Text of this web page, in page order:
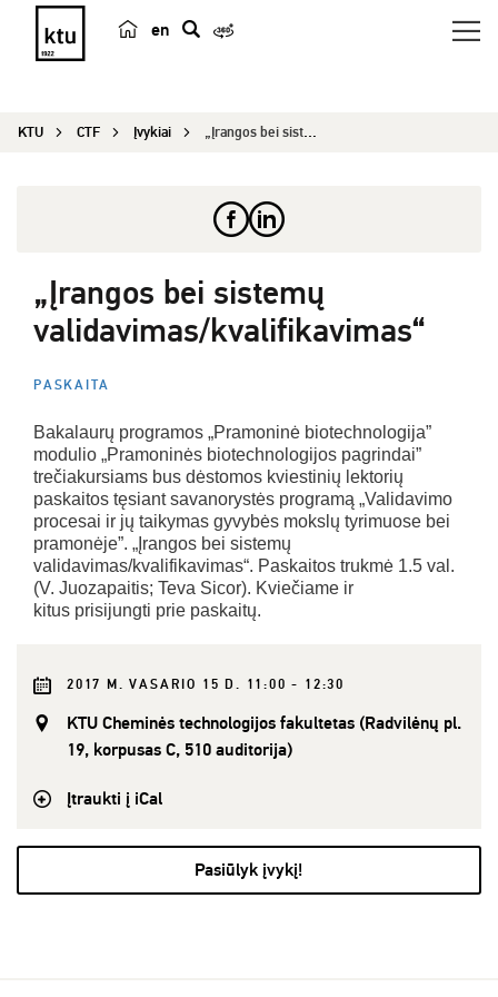
en
e
KTU CTF Įvykiai „Įrangos bei sistemų validavimas/kvalifikavimas“...
„Įrangos bei sistemų
validavimas/kvalifikavimas“
PASKAITA
Bakalaurų programos „Pramoninė biotechnologija”
modulio „Pramoninės biotechnologijos pagrindai”
trečiakursiams bus dėstomos kviestinių lektorių
paskaitos tęsiant savanorystės programą „Validavimo
procesai ir jų taikymas gyvybės mokslų tyrimuose bei
pramonėje”. „Įrangos bei sistemų
validavimas/kvalifikavimas“. Paskaitos trukmė 1.5 val.
(V. Juozapaitis; Teva Sicor). Kviečiame ir
kitus prisijungti prie paskaitų.
2017 M. VASARIO 15 D. 11:00 - 12:30
KTU Cheminės technologijos fakultetas (Radvilėnų pl.
19, korpusas C, 510 auditorija)
Įtraukti į iCal
Pasiūlyk įvykį!